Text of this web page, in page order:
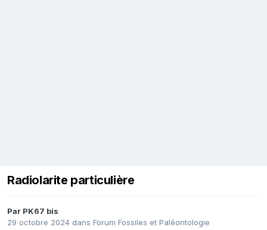
Radiolarite particulière
Par PK67 bis
29 octobre 2024 dans Forum Fossiles et Paléontologie